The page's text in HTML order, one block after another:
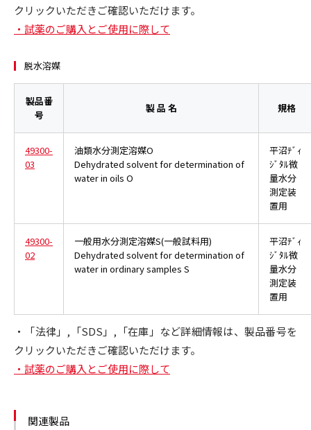
クリックいただきご確認いただけます。
・試薬のご購入とご使用に際して
脱水溶媒
製品番
号
製 品 名 規格
49300-
03
油類水分測定溶媒O
Dehydrated solvent for determination of
water in oils O
平沼ﾃﾞｨ
ｼﾞﾀﾙ微
量水分
測定装
置用
49300-
02
一般用水分測定溶媒S(一般試料用)
Dehydrated solvent for determination of
water in ordinary samples S
平沼ﾃﾞｨ
ｼﾞﾀﾙ微
量水分
測定装
置用
・「法律」,「SDS」,「在庫」など詳細情報は、製品番号を
クリックいただきご確認いただけます。
・試薬のご購入とご使用に際して
関連製品